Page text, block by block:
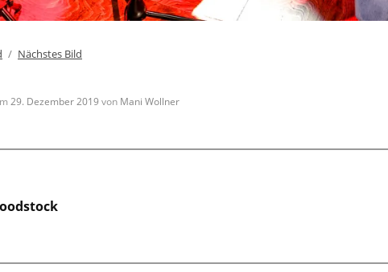
Nächstes Bild
29. Dezember 2019 von Mani Wollner